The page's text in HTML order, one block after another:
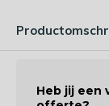
Heb jij een